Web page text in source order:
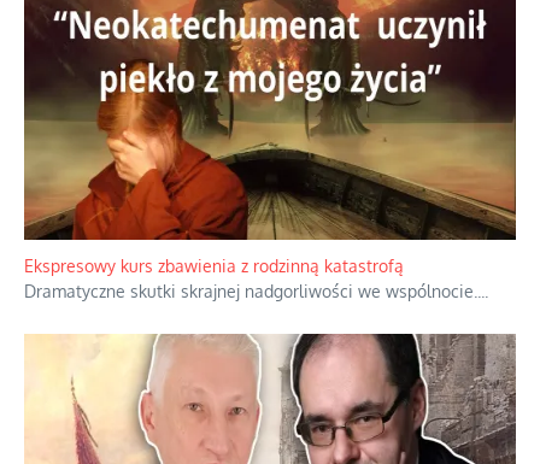
Ekspresowy kurs zbawienia z rodzinną katastrofą
Dramatyczne skutki skrajnej nadgorliwości we wspólnocie.